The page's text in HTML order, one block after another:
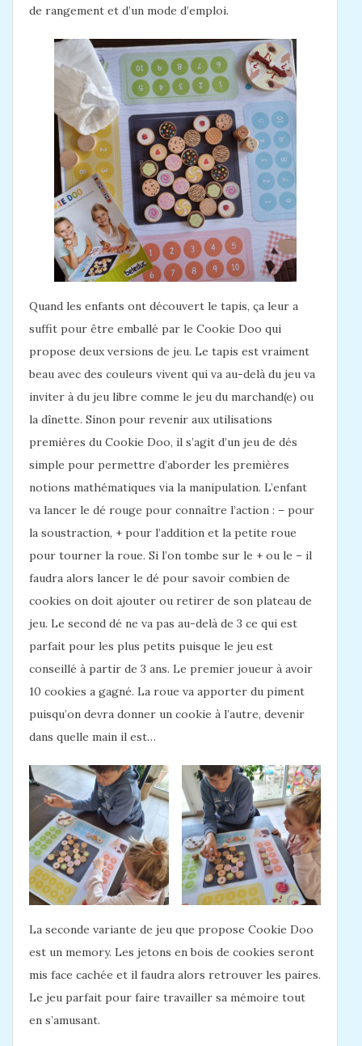
de rangement et d’un mode d’emploi.
Quand les enfants ont découvert le tapis, ça leur a
suffit pour être emballé par le Cookie Doo qui
propose deux versions de jeu. Le tapis est vraiment
beau avec des couleurs vivent qui va au-delà du jeu va
inviter à du jeu libre comme le jeu du marchand(e) ou
la dînette. Sinon pour revenir aux utilisations
premières du Cookie Doo, il s’agit d’un jeu de dés
simple pour permettre d’aborder les premières
notions mathématiques via la manipulation. L’enfant
va lancer le dé rouge pour connaître l’action : – pour
la soustraction, + pour l’addition et la petite roue
pour tourner la roue. Si l’on tombe sur le + ou le – il
faudra alors lancer le dé pour savoir combien de
cookies on doit ajouter ou retirer de son plateau de
jeu. Le second dé ne va pas au-delà de 3 ce qui est
parfait pour les plus petits puisque le jeu est
conseillé à partir de 3 ans. Le premier joueur à avoir
10 cookies a gagné. La roue va apporter du piment
puisqu’on devra donner un cookie à l’autre, devenir
dans quelle main il est…
La seconde variante de jeu que propose Cookie Doo
est un memory. Les jetons en bois de cookies seront
mis face cachée et il faudra alors retrouver les paires.
Le jeu parfait pour faire travailler sa mémoire tout
en s’amusant.